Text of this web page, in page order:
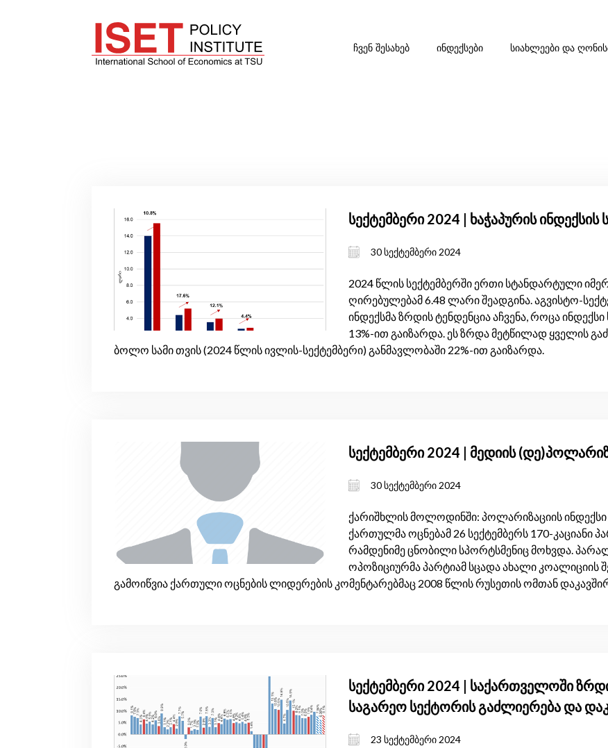
ᲩᲕᲔᲜ ᲨᲔᲡᲐᲮᲔᲑ ᲘᲜᲓᲔᲥᲡᲔᲑᲘ ᲡᲘᲐᲮᲚᲔᲔᲑᲘ ᲓᲐ
სექტემბერი 2024 | ხაჭაპურის
30 სექტემბერი 2024
2024 წლის სექტემბერში ერთი სტანდარტული
ღირებულებამ 6.48 ლარი შეადგინა. აგვისტო-
ინდექსმა ზრდის ტენდენცია აჩვენა, როცა
13%-ით გაიზარდა. ეს ზრდა მეტწილად ყველის
ბოლო სამი თვის (2024 წლის ივლის-სექტემბერი) განმავლობაში 22%-ით გაიზარდა.
სექტემბერი 2024 | მედიის
30 სექტემბერი 2024
ქარიშხლის მოლოდინში: პოლარიზაციის ინდექსი
ქართულმა ოცნებამ 26 სექტემბერს 170-კაციანი
რამდენიმე ცნობილი სპორტსმენიც მოხვდა.
ოპოზიციურმა პარტიამ სცადა ახალი კოალიციის
გამოიწვია ქართული ოცნების ლიდერების კომენტარებმაც 2008 წლის რუსეთის ომთან
სექტემბერი 2024 | საქართველოში
საგარეო სექტორის გაძლიერება და
23 სექტემბერი 2024